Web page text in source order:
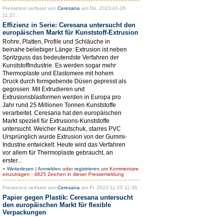
Pressetext verfasst von Ceresana am Do, 2023-01-26
11:37.
Effizienz in Serie: Ceresana untersucht den
europäischen Markt für Kunststoff-Extrusion
Rohre, Platten, Profile und Schläuche in
beinahe beliebiger Länge: Extrusion ist neben
Spritzguss das bedeutendste Verfahren der
Kunststoffindustrie. Es werden sogar mehr
Thermoplaste und Elastomere mit hohem
Druck durch formgebende Düsen gepresst als
gegossen: Mit Extrudieren und
Extrusionsblasformen werden in Europa pro
Jahr rund 25 Millionen Tonnen Kunststoffe
verarbeitet. Ceresana hat den europäischen
Markt speziell für Extrusions-Kunststoffe
untersucht. Weicher Kautschuk, starres PVC
Ursprünglich wurde Extrusion von der Gummi-
Industrie entwickelt. Heute wird das Verfahren
vor allem für Thermoplaste gebraucht, an
erster...
» Weiterlesen | Anmelden oderregistrieren um Kommentare
einzutragen - 4825 Zeichen in dieser Pressemeldung
Pressetext verfasst von Ceresana am Fr, 2022-11-25 11:36.
Papier gegen Plastik: Ceresana untersucht
den europäischen Markt für flexible
Verpackungen